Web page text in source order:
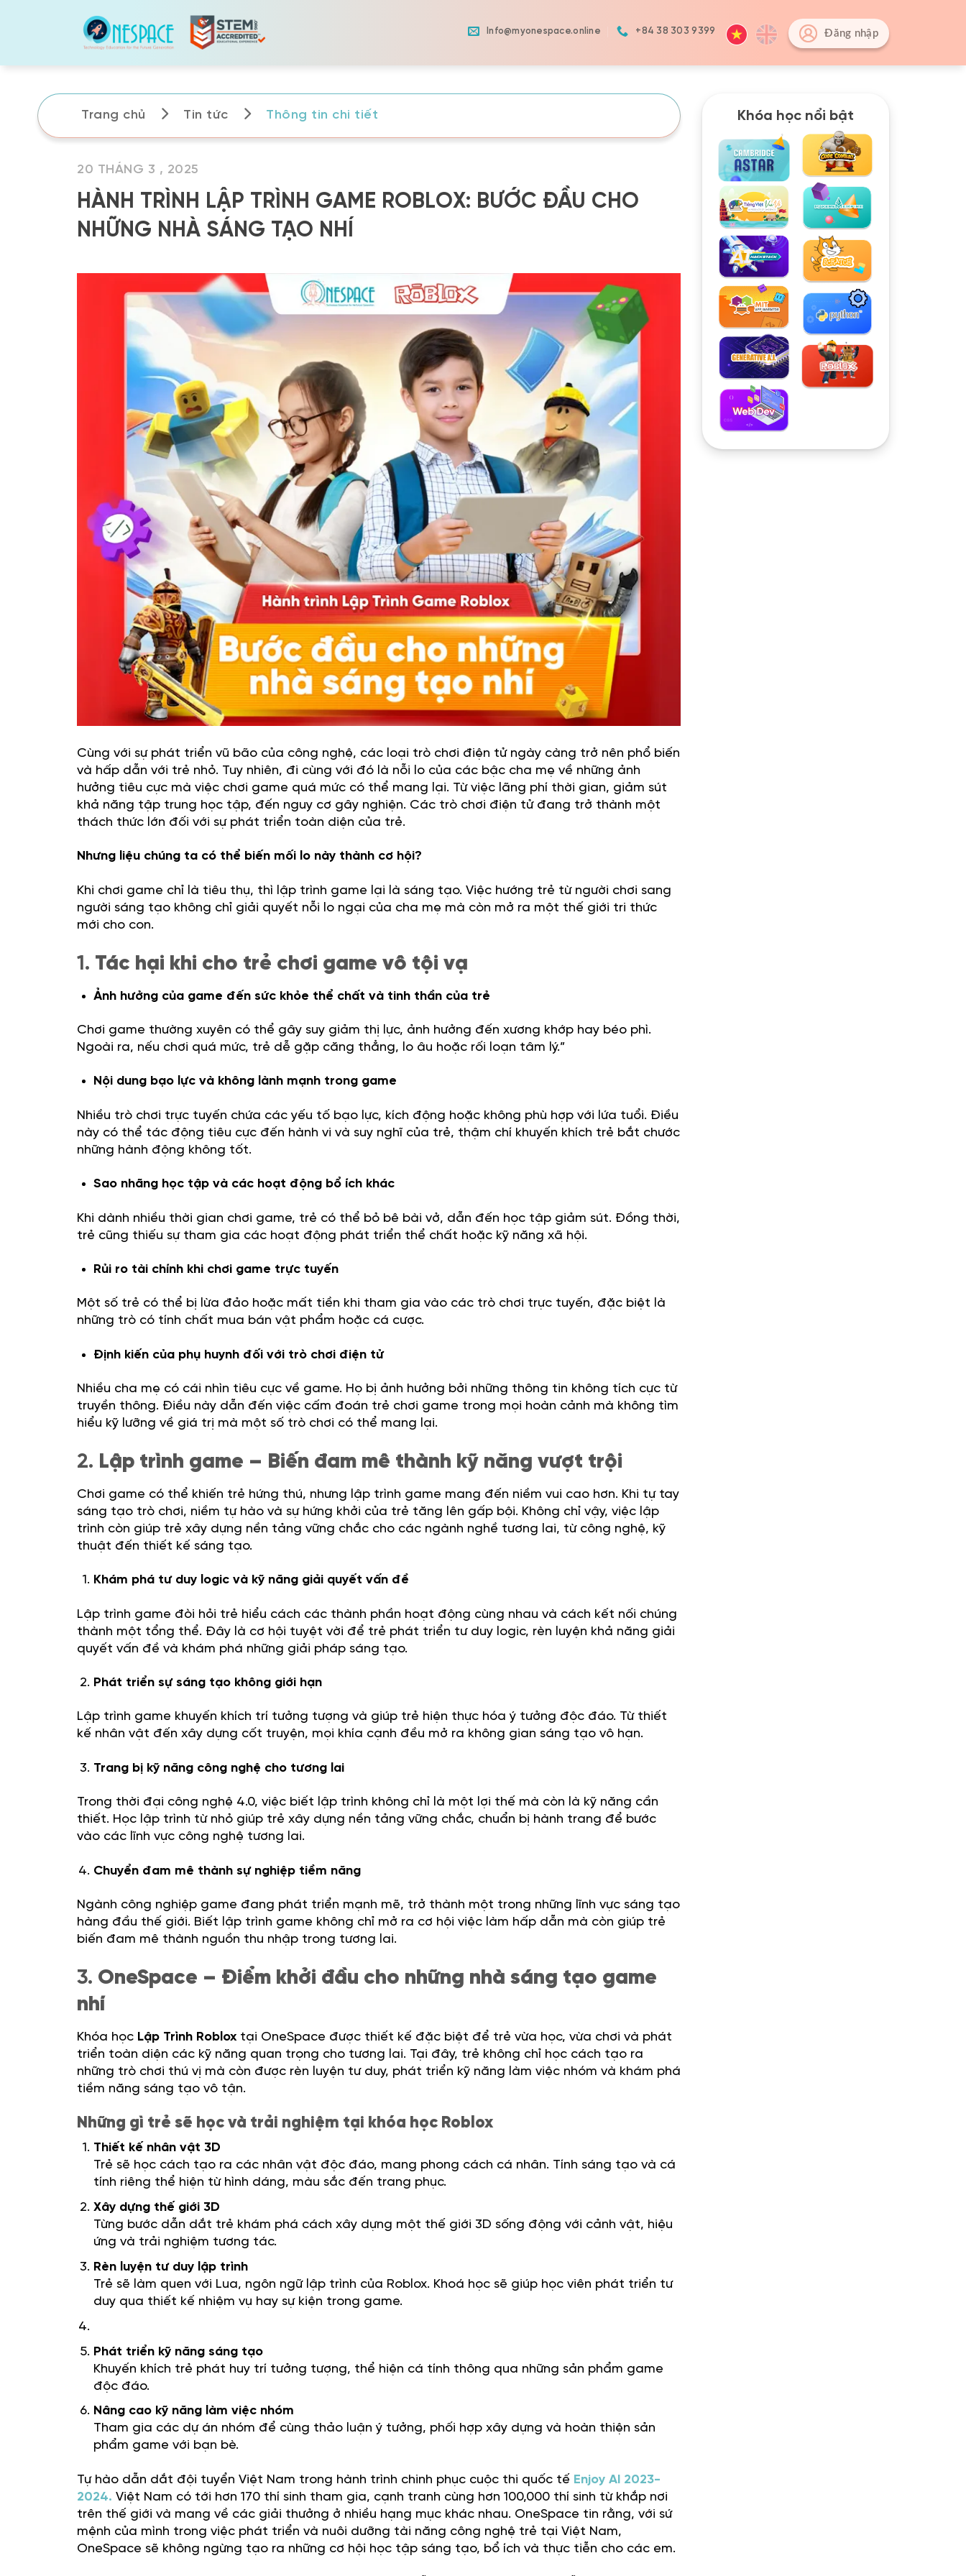
Info@myonespace.online +84 38 303 9399 Đăng nhập
Trang chủ Tin tức Thông tin chi tiết
20 THÁNG 3 , 2025
HÀNH TRÌNH LẬP TRÌNH GAME ROBLOX: BƯỚC ĐẦU CHO
NHỮNG NHÀ SÁNG TẠO NHÍ
Cùng với sự phát triển vũ bão của công nghệ, các loại trò chơi điện tử ngày càng trở nên phổ biến
và hấp dẫn với trẻ nhỏ. Tuy nhiên, đi cùng với đó là nỗi lo của các bậc cha mẹ về những ảnh
hưởng tiêu cực mà việc chơi game quá mức có thể mang lại. Từ việc lãng phí thời gian, giảm sút
khả năng tập trung học tập, đến nguy cơ gây nghiện. Các trò chơi điện tử đang trở thành một
thách thức lớn đối với sự phát triển toàn diện của trẻ.
Nhưng liệu chúng ta có thể biến mối lo này thành cơ hội?
Khi chơi game chỉ là tiêu thụ, thì lập trình game lại là sáng tạo. Việc hướng trẻ từ người chơi sang
người sáng tạo không chỉ giải quyết nỗi lo ngại của cha mẹ mà còn mở ra một thế giới tri thức
mới cho con.
1. Tác hại khi cho trẻ chơi game vô tội vạ
Ảnh hưởng của game đến sức khỏe thể chất và tinh thần của trẻ
Chơi game thường xuyên có thể gây suy giảm thị lực, ảnh hưởng đến xương khớp hay béo phì.
Ngoài ra, nếu chơi quá mức, trẻ dễ gặp căng thẳng, lo âu hoặc rối loạn tâm lý.”
Nội dung bạo lực và không lành mạnh trong game
Nhiều trò chơi trực tuyến chứa các yếu tố bạo lực, kích động hoặc không phù hợp với lứa tuổi. Điều
này có thể tác động tiêu cực đến hành vi và suy nghĩ của trẻ, thậm chí khuyến khích trẻ bắt chước
những hành động không tốt.
Sao nhãng học tập và các hoạt động bổ ích khác
Khi dành nhiều thời gian chơi game, trẻ có thể bỏ bê bài vở, dẫn đến học tập giảm sút. Đồng thời,
trẻ cũng thiếu sự tham gia các hoạt động phát triển thể chất hoặc kỹ năng xã hội.
Rủi ro tài chính khi chơi game trực tuyến
Một số trẻ có thể bị lừa đảo hoặc mất tiền khi tham gia vào các trò chơi trực tuyến, đặc biệt là
những trò có tính chất mua bán vật phẩm hoặc cá cược.
Định kiến của phụ huynh đối với trò chơi điện tử
Nhiều cha mẹ có cái nhìn tiêu cực về game. Họ bị ảnh hưởng bởi những thông tin không tích cực từ
truyền thông. Điều này dẫn đến việc cấm đoán trẻ chơi game trong mọi hoàn cảnh mà không tìm
hiểu kỹ lưỡng về giá trị mà một số trò chơi có thể mang lại.
2. Lập trình game – Biến đam mê thành kỹ năng vượt trội
Chơi game có thể khiến trẻ hứng thú, nhưng lập trình game mang đến niềm vui cao hơn. Khi tự tay
sáng tạo trò chơi, niềm tự hào và sự hứng khởi của trẻ tăng lên gấp bội. Không chỉ vậy, việc lập
trình còn giúp trẻ xây dựng nền tảng vững chắc cho các ngành nghề tương lai, từ công nghệ, kỹ
thuật đến thiết kế sáng tạo.
Khám phá tư duy logic và kỹ năng giải quyết vấn đề
Lập trình game đòi hỏi trẻ hiểu cách các thành phần hoạt động cùng nhau và cách kết nối chúng
thành một tổng thể. Đây là cơ hội tuyệt vời để trẻ phát triển tư duy logic, rèn luyện khả năng giải
quyết vấn đề và khám phá những giải pháp sáng tạo.
Phát triển sự sáng tạo không giới hạn
Lập trình game khuyến khích trí tưởng tượng và giúp trẻ hiện thực hóa ý tưởng độc đáo. Từ thiết
kế nhân vật đến xây dựng cốt truyện, mọi khía cạnh đều mở ra không gian sáng tạo vô hạn.
Trang bị kỹ năng công nghệ cho tương lai
Trong thời đại công nghệ 4.0, việc biết lập trình không chỉ là một lợi thế mà còn là kỹ năng cần
thiết. Học lập trình từ nhỏ giúp trẻ xây dựng nền tảng vững chắc, chuẩn bị hành trang để bước
vào các lĩnh vực công nghệ tương lai.
Chuyển đam mê thành sự nghiệp tiềm năng
Ngành công nghiệp game đang phát triển mạnh mẽ, trở thành một trong những lĩnh vực sáng tạo
hàng đầu thế giới. Biết lập trình game không chỉ mở ra cơ hội việc làm hấp dẫn mà còn giúp trẻ
biến đam mê thành nguồn thu nhập trong tương lai.
3. OneSpace – Điểm khởi đầu cho những nhà sáng tạo game
nhí
Khóa học Lập Trình Roblox tại OneSpace được thiết kế đặc biệt để trẻ vừa học, vừa chơi và phát
triển toàn diện các kỹ năng quan trọng cho tương lai. Tại đây, trẻ không chỉ học cách tạo ra
những trò chơi thú vị mà còn được rèn luyện tư duy, phát triển kỹ năng làm việc nhóm và khám phá
tiềm năng sáng tạo vô tận.
Những gì trẻ sẽ học và trải nghiệm tại khóa học Roblox
Thiết kế nhân vật 3D
Trẻ sẽ học cách tạo ra các nhân vật độc đáo, mang phong cách cá nhân. Tính sáng tạo và cá
tính riêng thể hiện từ hình dáng, màu sắc đến trang phục.
Xây dựng thế giới 3D
Từng bước dẫn dắt trẻ khám phá cách xây dựng một thế giới 3D sống động với cảnh vật, hiệu
ứng và trải nghiệm tương tác.
Rèn luyện tư duy lập trình
Trẻ sẽ làm quen với Lua, ngôn ngữ lập trình của Roblox. Khoá học sẽ giúp học viên phát triển tư
duy qua thiết kế nhiệm vụ hay sự kiện trong game.
Phát triển kỹ năng sáng tạo
Khuyến khích trẻ phát huy trí tưởng tượng, thể hiện cá tính thông qua những sản phẩm game
độc đáo.
Nâng cao kỹ năng làm việc nhóm
Tham gia các dự án nhóm để cùng thảo luận ý tưởng, phối hợp xây dựng và hoàn thiện sản
phẩm game với bạn bè.
Tự hào dẫn dắt đội tuyển Việt Nam trong hành trình chinh phục cuộc thi quốc tế Enjoy AI 2023-
2024. Việt Nam có tới hơn 170 thí sinh tham gia, cạnh tranh cùng hơn 100,000 thí sinh từ khắp nơi
trên thế giới và mang về các giải thưởng ở nhiều hạng mục khác nhau. OneSpace tin rằng, với sứ
mệnh của mình trong việc phát triển và nuôi dưỡng tài năng công nghệ trẻ tại Việt Nam,
OneSpace sẽ không ngừng tạo ra những cơ hội học tập sáng tạo, bổ ích và thực tiễn cho các em.
Khóa học nổi bật